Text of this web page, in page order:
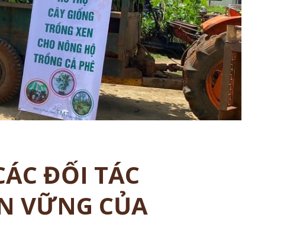
ĐỐI TÁC
VỮNG CỦA